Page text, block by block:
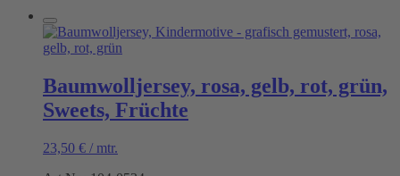
Baumwolljersey, rosa, gelb, rot, grün,
Sweets, Früchte
23,50 € / mtr.